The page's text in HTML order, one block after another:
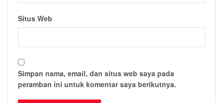
Situs Web
Simpan nama, email, dan situs web saya pada
peramban ini untuk komentar saya berikutnya.